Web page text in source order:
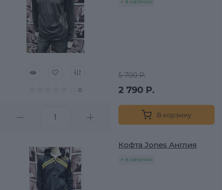
0
в наличии
5 700 Р.
2 790 Р.
В корзину
Кофта Jones Англия
в наличии